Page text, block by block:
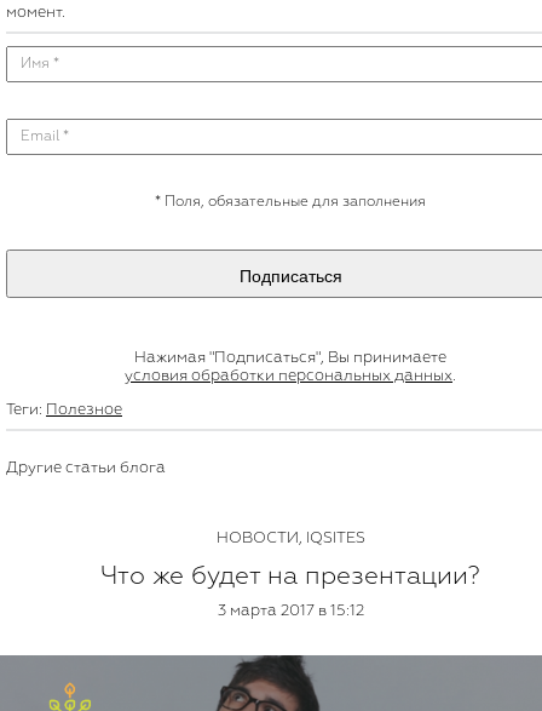
момент.
* Поля, обязательные для заполнения
Подписаться
Нажимая "Подписаться", Вы принимаете
условия обработки персональных данных.
Теги: Полезное
Другие статьи блога
НОВОСТИ , IQSITES
Что же будет на презентации?
3 марта 2017 в 15:12